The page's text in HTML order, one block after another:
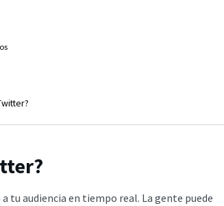
tu audiencia en tiempo real. La gente puede